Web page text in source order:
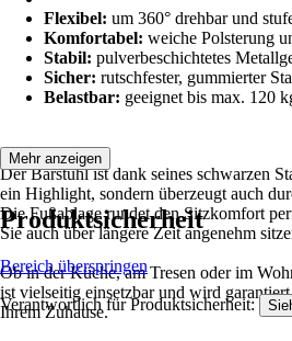
Flexibel: um 360° drehbar und
Komfortabel: weiche Polsterung
Stabil: pulverbeschichtetes
Sicher: rutschfester, gummierter
Belastbar: geeignet bis max. 120
Der Barstuhl ist dank seines schwarzen
ein Highlight, sondern überzeugt auch
Die Fußablage rundet den Sitzkomfort
Sie auch über längere Zeit angenehm
Ob in der Küche, am Tresen oder im
ist vielseitig einsetzbar und wird
Ihrem Zuhause.
Mehr anzeigen
Produktsicherheit
Bereich überspringen
Verantwortlich für Produktsicherheit: